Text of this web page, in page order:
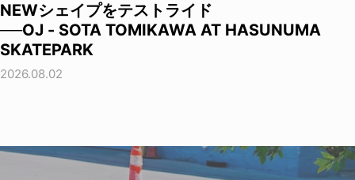
NEWシェイプをテストライド
──OJ - SOTA TOMIKAWA AT HASUNUMA
SKATEPARK
2026.08.02